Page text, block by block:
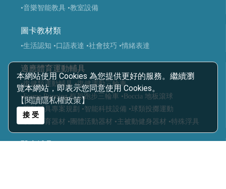
本網站使用 Cookies 為您提供更好的服務。繼續瀏
覽本網站，即表示您同意使用 Cookies。
【閱讀隱私權政策】
接 受
•音樂智能教具 •教室設備
圖卡教材類
•生活認知 •口語表達 •社會技巧 •情緒表達
適應體育運動輔具
•復健類運動輔具 •復健運動三輪車
•Frame Running 框架跑步三輪車 •Boccia 地板滾球
•運動輔具專案規劃 •智能科技設備 •球類投擲運動
•視障體育器材 •團體活動器材 •主被動健身器材 •特殊浮具